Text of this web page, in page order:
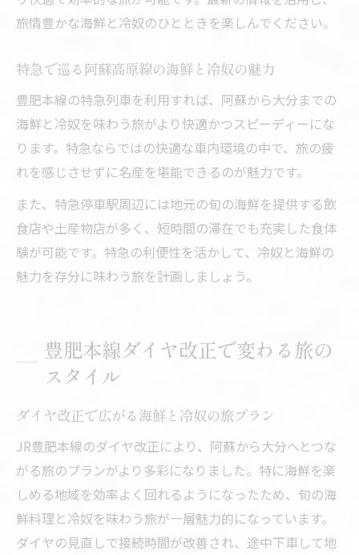
旅情豊かな海鮮と冷奴のひとときを楽しんでください。
特急で巡る阿蘇高原線の海鮮と冷奴の魅力
豊肥本線の特急列車を利用すれば、阿蘇から大分までの
海鮮と冷奴を味わう旅がより快適かつスピーディーにな
ります。特急ならではの快適な車内環境の中で、旅の疲
れを感じさせずに名産を堪能できるのが魅力です。
また、特急停車駅周辺には地元の旬の海鮮を提供する飲
食店や土産物店が多く、短時間の滞在でも充実した食体
験が可能です。特急の利便性を活かして、冷奴と海鮮の
魅力を存分に味わう旅を計画しましょう。
豊肥本線ダイヤ改正で変わる旅の
スタイル
ダイヤ改正で広がる海鮮と冷奴の旅プラン
JR豊肥本線のダイヤ改正により、阿蘇から大分へとつな
がる旅のプランがより多彩になりました。特に海鮮を楽
しめる地域を効率よく回れるようになったため、旬の海
鮮料理と冷奴を味わう旅が一層魅力的になっています。
ダイヤの見直しで接続時間が改善され、途中下車して地